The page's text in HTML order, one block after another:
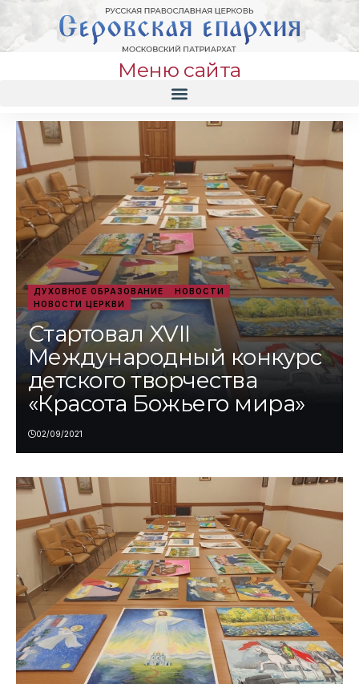
Меню сайта
ДУХОВНОЕ ОБРАЗОВАНИЕ
НОВОСТИ
НОВОСТИ ЦЕРКВИ
Стартовал XVII
Международный конкурс
детского творчества
«Красота Божьего мира»
02/09/2021